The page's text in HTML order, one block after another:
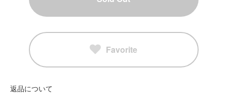
Favorite
返品について